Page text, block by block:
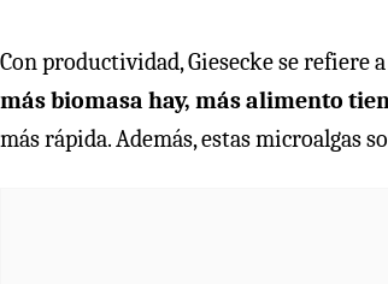
Con productividad, Giesecke se refiere
más biomasa hay, más alimento
más rápida. Además, estas microalgas